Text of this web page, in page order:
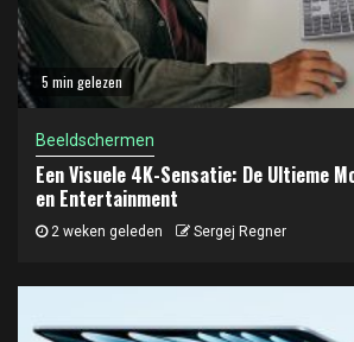
5 min gelezen
Beeldschermen
Een Visuele 4K-Sensatie: De Ultieme
en Entertainment
2 weken geleden Sergej Regner